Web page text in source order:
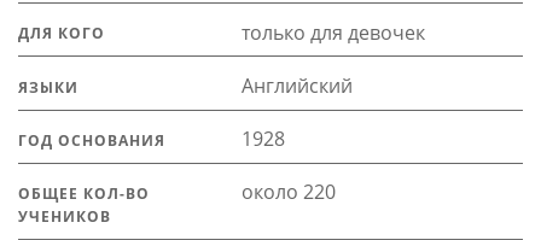
ДЛЯ КОГО только для девочек
ЯЗЫКИ Английский
ГОД ОСНОВАНИЯ 1928
ОБЩЕЕ КОЛ-ВО
УЧЕНИКОВ
около 220